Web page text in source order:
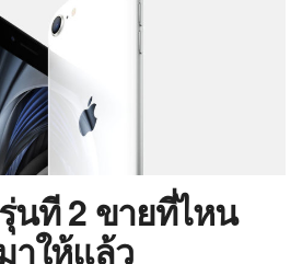
นที 2 ขายที่ไหน
าให้แล้ว